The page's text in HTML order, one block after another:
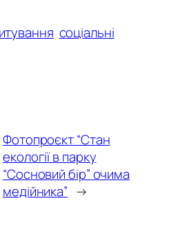
соціальні
Фотопроєкт “Стан
екології в парку
“Сосновий бір” очима
медійника” →